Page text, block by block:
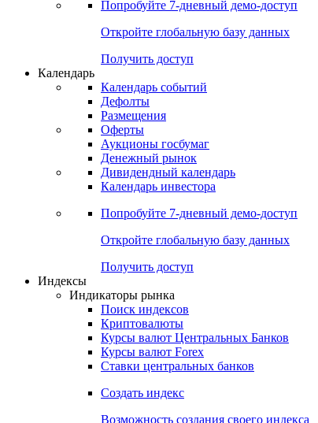
Суверенные CDS
Корпоративные CDS
Попробуйте7-дневный
Откройте глобальную базу данных
Получить доступ
Календарь
Календарь событий
Дефолты
Размещения
Оферты
Аукционы госбумаг
Денежный рынок
Дивидендный календарь
Календарь инвестора
Попробуйте7-дневный
Получить доступ
Индикаторы рынка
Поиск индексов
Криптовалюты
Курсы валют Центральных Банков
Курсы валют Forex
Ставки центральных банков